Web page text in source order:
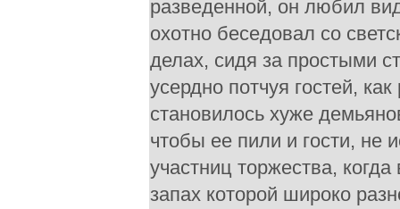
разведенной, он любил
охотно беседовал со
делах, сидя за простыми
усердно потчуя гостей,
становилось хуже
чтобы ее пили и гости, не
участниц торжества,
запах которой широко